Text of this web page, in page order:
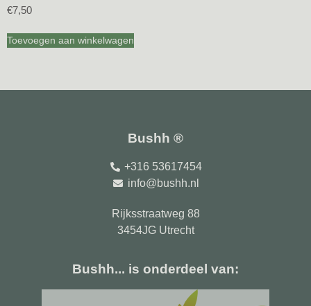
€7,50
Toevoegen aan winkelwagen
Bushh ®
+316 53617454
info@bushh.nl
Rijksstraatweg 88
3454JG Utrecht
Bushh... is onderdeel van: